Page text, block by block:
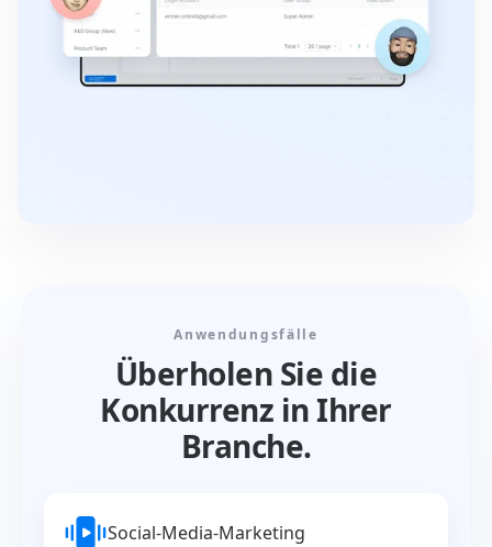
Anwendungsfälle
Überholen Sie die
Konkurrenz in Ihrer
Branche.
Social-Media-Marketing